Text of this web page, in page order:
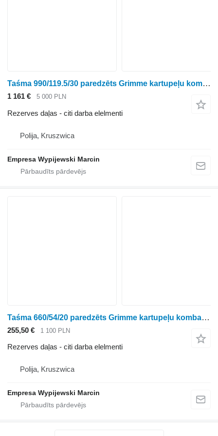
Taśma 990/119.5/30 paredzēts Grimme kartupeļu kombaina
1 161 € 5 000 PLN
Rezerves daļas - citi darba elelmenti
Polija, Kruszwica
Empresa Wypijewski Marcin
Taśma 660/54/20 paredzēts Grimme kartupeļu kombaina
255,50 € 1 100 PLN
Rezerves daļas - citi darba elelmenti
Polija, Kruszwica
Empresa Wypijewski Marcin